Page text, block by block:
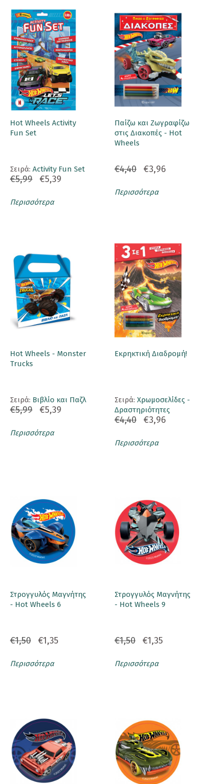
Hot Wheels Activity
Fun Set
Σειρά: Activity Fun Set
€5,99 €5,39
Περισσότερα
Παίζω και Ζωγραφίζω
στις Διακοπές - Hot
Wheels
€4,40 €3,96
Περισσότερα
Hot Wheels - Monster
Trucks
Σειρά: Βιβλίο και Παζλ
€5,99 €5,39
Περισσότερα
Εκρηκτική Διαδρομή!
Σειρά: Χρωμοσελίδες -
Δραστηριότητες
€4,40 €3,96
Περισσότερα
Στρογγυλός Μαγνήτης
- Hot Wheels 6
€1,50 €1,35
Περισσότερα
Στρογγυλός Μαγνήτης
- Hot Wheels 9
€1,50 €1,35
Περισσότερα